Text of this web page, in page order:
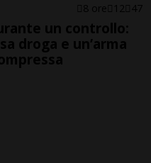
8 ore 12 47
un controllo:
droga e un’arma